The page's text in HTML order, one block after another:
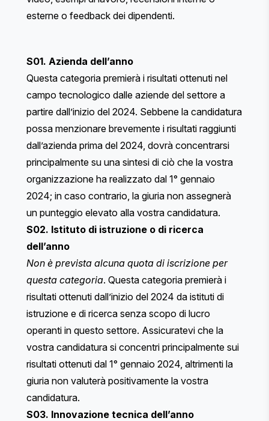
esterne o feedback dei dipendenti.
S01. Azienda dell’anno
Questa categoria premierà i risultati ottenuti nel
campo tecnologico dalle aziende del settore a
partire dall’inizio del 2024. Sebbene la candidatura
possa menzionare brevemente i risultati raggiunti
dall’azienda prima del 2024, dovrà concentrarsi
principalmente su una sintesi di ciò che la vostra
organizzazione ha realizzato dal 1° gennaio
2024; in caso contrario, la giuria non assegnerà
un punteggio elevato alla vostra candidatura.
S02. Istituto di istruzione o di ricerca
dell’anno
Non è prevista alcuna quota di iscrizione per
questa categoria. Questa categoria premierà i
risultati ottenuti dall’inizio del 2024 da istituti di
istruzione e di ricerca senza scopo di lucro
operanti in questo settore. Assicuratevi che la
vostra candidatura si concentri principalmente sui
risultati ottenuti dal 1° gennaio 2024, altrimenti la
giuria non valuterà positivamente la vostra
candidatura.
S03. Innovazione tecnica dell’anno